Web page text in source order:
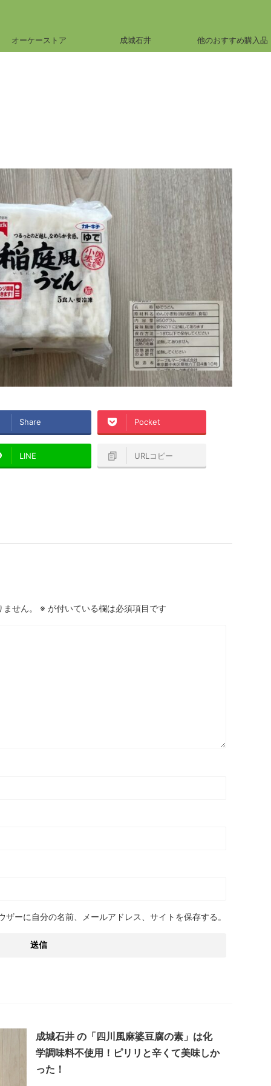
オーケーストア 成城石井 他のおすすめ購入品
Share Pocket
LINE URLコピー
せん。 ※ が付いている欄は必須項目です
ーに自分の名前、メールアドレス、サイトを保存する。
成城石井 の「四川風麻婆豆腐の素」は化
学調味料不使用！ピリリと辛くて美味しか
った！